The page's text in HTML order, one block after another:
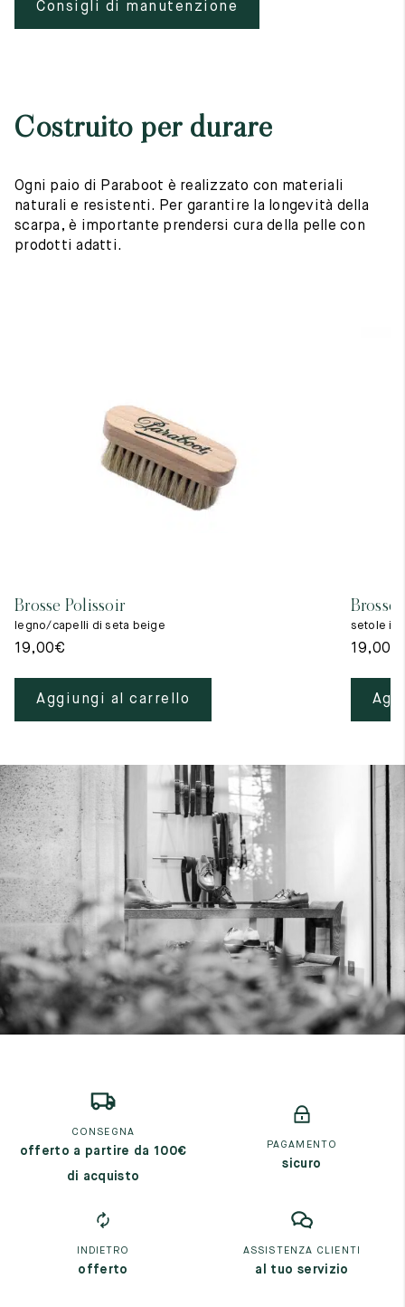
Consigli di manutenzione
Costruito per durare
Ogni paio di Paraboot è realizzato con materiali
naturali e resistenti. Per garantire la longevità della
scarpa, è importante prendersi cura della pelle con
prodotti adatti.
Brosse Polissoir
legno/capelli di seta beige
19,00€
Aggiungi al carrello
Brosse
setole in
19,00
CONSEGNA
offerto a partire da 100€
di acquisto
PAGAMENTO
sicuro
INDIETRO
offerto
ASSISTENZA CLIENTI
al tuo servizio